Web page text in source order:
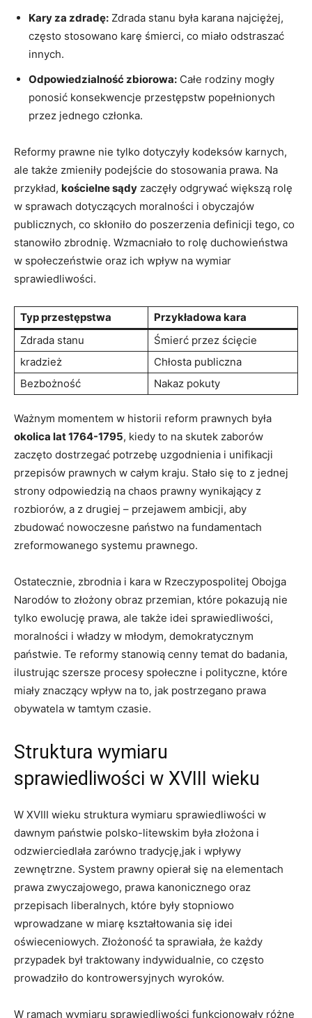
Kary za zdradę: Zdrada stanu była karana najciężej,
często stosowano karę śmierci, co miało odstraszać
innych.
Odpowiedzialność zbiorowa: Całe rodziny mogły
ponosić konsekwencje przestępstw popełnionych
przez jednego członka.
Reformy prawne nie tylko dotyczyły kodeksów karnych,
ale także zmieniły podejście do stosowania prawa. Na
przykład, kościelne sądy zaczęły odgrywać większą rolę
w sprawach dotyczących moralności i obyczajów
publicznych, co skłoniło do poszerzenia definicji tego, co
stanowiło zbrodnię. Wzmacniało to rolę duchowieństwa
w społeczeństwie oraz ich wpływ na wymiar
sprawiedliwości.
Typ przestępstwa
Przykładowa kara
Zdrada stanu
Śmierć przez ścięcie
kradzież
Chłosta publiczna
Bezbożność
Nakaz pokuty
Ważnym momentem w historii reform prawnych była
okolica lat 1764-1795, kiedy to na skutek zaborów
zaczęto dostrzegać potrzebę uzgodnienia i unifikacji
przepisów prawnych w całym kraju. Stało się to z jednej
strony odpowiedzią na chaos prawny wynikający z
rozbiorów, a z drugiej – przejawem ambicji, aby
zbudować nowoczesne państwo na fundamentach
zreformowanego systemu prawnego.
Ostatecznie, zbrodnia i kara w Rzeczypospolitej Obojga
Narodów to złożony obraz przemian, które pokazują nie
tylko ewolucję prawa, ale także idei sprawiedliwości,
moralności i władzy w młodym, demokratycznym
państwie. Te reformy stanowią cenny temat do badania,
ilustrując szersze procesy społeczne i polityczne, które
miały znaczący wpływ na to, jak postrzegano prawa
obywatela w tamtym czasie.
Struktura wymiaru
sprawiedliwości w XVIII wieku
W XVIII wieku struktura wymiaru sprawiedliwości w
dawnym państwie polsko-litewskim była złożona i
odzwierciedlała zarówno tradycję,jak i wpływy
zewnętrzne. System prawny opierał się na elementach
prawa zwyczajowego, prawa kanonicznego oraz
przepisach liberalnych, które były stopniowo
wprowadzane w miarę kształtowania się idei
oświeceniowych. Złożoność ta sprawiała, że każdy
przypadek był traktowany indywidualnie, co często
prowadziło do kontrowersyjnych wyroków.
W ramach wymiaru sprawiedliwości funkcjonowały różne